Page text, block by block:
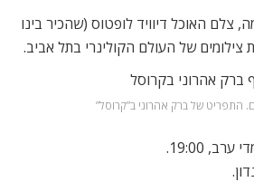
צלם האוכל דיוויד לופטוס (שהכיר בינו
צילומים של העולם הקולינרי בתל אביב.
התפריט של ברק אהרוני ב”קרוסל”